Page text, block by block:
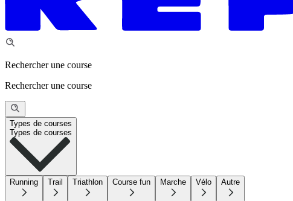
Rechercher une course
Rechercher une course
Types de courses
Types de courses
Running Trail Triathlon Course fun Marche Vélo Autre